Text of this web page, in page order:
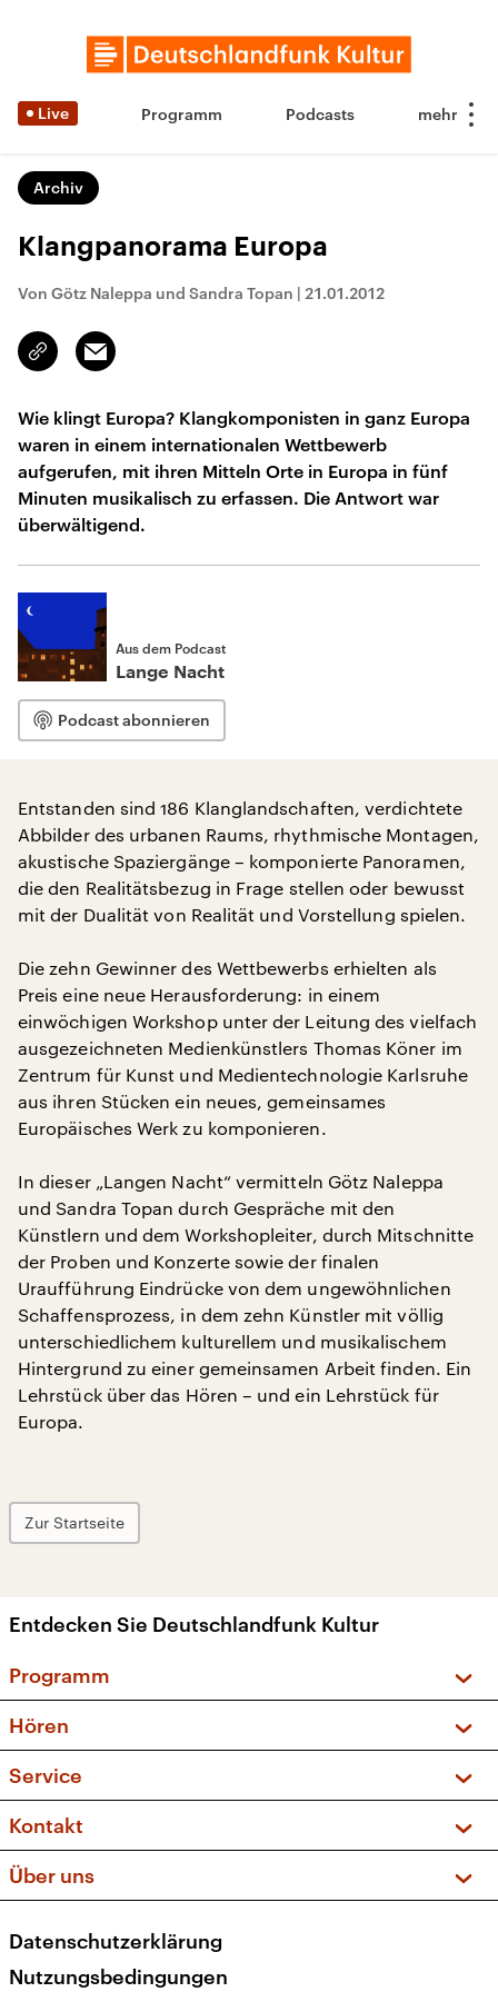
Live Programm Podcasts
Archiv
Klangpanorama Europa
Von Götz Naleppa und Sandra Topan | 21.01.2012
Link
kopieren/teilen
Email
Wie klingt Europa? Klangkomponisten in ganz Europa
waren in einem internationalen Wettbewerb
aufgerufen, mit ihren Mitteln Orte in Europa in fünf
Minuten musikalisch zu erfassen. Die Antwort war
überwältigend.
Aus dem Podcast
Lange Nacht
Podcast abonnieren
Entstanden sind 186 Klanglandschaften, verdichtete
Abbilder des urbanen Raums, rhythmische Montagen,
akustische Spaziergänge – komponierte Panoramen,
die den Realitätsbezug in Frage stellen oder bewusst
mit der Dualität von Realität und Vorstellung spielen.
Die zehn Gewinner des Wettbewerbs erhielten als
Preis eine neue Herausforderung: in einem
einwöchigen Workshop unter der Leitung des vielfach
ausgezeichneten Medienkünstlers Thomas Köner im
Zentrum für Kunst und Medientechnologie Karlsruhe
aus ihren Stücken ein neues, gemeinsames
Europäisches Werk zu komponieren.
In dieser „Langen Nacht“ vermitteln Götz Naleppa
und Sandra Topan durch Gespräche mit den
Künstlern und dem Workshopleiter, durch Mitschnitte
der Proben und Konzerte sowie der finalen
Uraufführung Eindrücke von dem ungewöhnlichen
Schaffensprozess, in dem zehn Künstler mit völlig
unterschiedlichem kulturellem und musikalischem
Hintergrund zu einer gemeinsamen Arbeit finden. Ein
Lehrstück über das Hören – und ein Lehrstück für
Europa.
Zur Startseite
Entdecken Sie Deutschlandfunk Kultur
Programm
Sendungen und Podcasts
Musikliste
Kakadu – Das Kinderprogramm
Hören
Frequenzen (UKW + DAB+)
Service
FAQ
Apps
Newsletter
Veranstaltungen
Kontakt
Social Media
Über uns
Presse
Datenschutzerklärung
Nutzungsbedingungen